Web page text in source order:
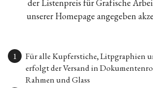
der Listenpreis für Grafische
unserer Homepage angegeben
Für alle Kupferstiche, Litpgraphien
erfolgt der Versand in
Rahmen und Glass